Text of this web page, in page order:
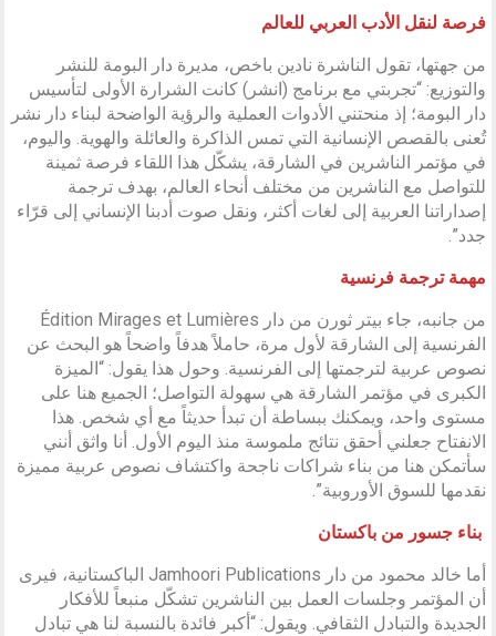
فرصة لنقل الأدب العربي للعالم
من جهتها، تقول الناشرة نادين باخص، مديرة دار البومة للنشر
والتوزيع: “تجربتي مع برنامج (انشر) كانت الشرارة الأولى لتأسيس
دار البومة؛ إذ منحتني الأدوات العملية والرؤية الواضحة لبناء دار نشر
تُعنى بالقصص الإنسانية التي تمس الذاكرة والعائلة والهوية. واليوم،
في مؤتمر الناشرين في الشارقة، يشكّل هذا اللقاء فرصة ثمينة
للتواصل مع الناشرين من مختلف أنحاء العالم، بهدف ترجمة
إصداراتنا العربية إلى لغات أكثر، ونقل صوت أدبنا الإنساني إلى قرّاء
جدد”.
مهمة ترجمة فرنسية
من جانبه، جاء بيتر ثورن من دار Édition Mirages et Lumières
الفرنسية إلى الشارقة لأول مرة، حاملاً هدفاً واضحاً هو البحث عن
نصوص عربية لترجمتها إلى الفرنسية. وحول هذا يقول: “الميزة
الكبرى في مؤتمر الشارقة هي سهولة التواصل؛ الجميع هنا على
مستوى واحد، ويمكنك ببساطة أن تبدأ حديثاً مع أي شخص. هذا
الانفتاح جعلني أحقق نتائج ملموسة منذ اليوم الأول. أنا واثق أنني
سأتمكن هنا من بناء شراكات ناجحة واكتشاف نصوص عربية مميزة
نقدمها للسوق الأوروبية”.
بناء جسور من باكستان
أما خالد محمود من دار Jamhoori Publications الباكستانية، فيرى
أن المؤتمر وجلسات العمل بين الناشرين تشكّل منبعاً للأفكار
الجديدة والتبادل الثقافي. ويقول: “أكبر فائدة بالنسبة لنا هي تبادل